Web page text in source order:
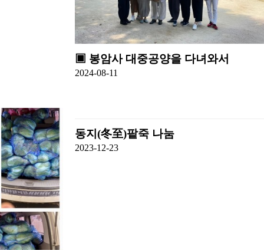
▣ 봉암사 대중공양을 다녀와서
2024-08-11
동지(冬至)팥죽 나눔
2023-12-23